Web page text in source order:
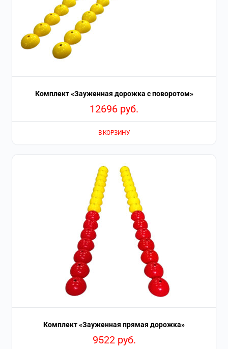
Комплект «Зауженная дорожка с поворотом»
12696 руб.
В КОРЗИНУ
Комплект «Зауженная прямая дорожка»
9522 руб.